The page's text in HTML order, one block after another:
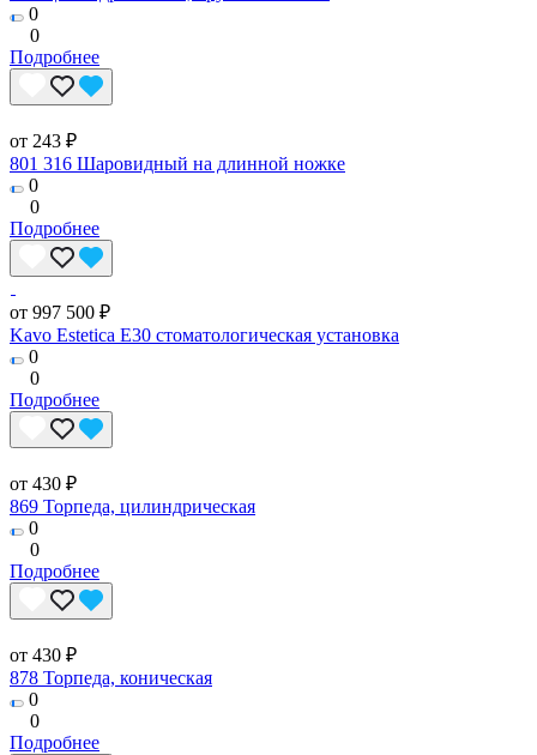
0
0
Подробнее
от 243 ₽
801 316 Шаровидный на длинной ножке
0
0
Подробнее
от 997 500 ₽
Kavo Estetica E30 стоматологическая установка
0
0
Подробнее
от 430 ₽
869 Торпеда, цилиндрическая
0
0
Подробнее
от 430 ₽
878 Торпеда, коническая
0
0
Подробнее